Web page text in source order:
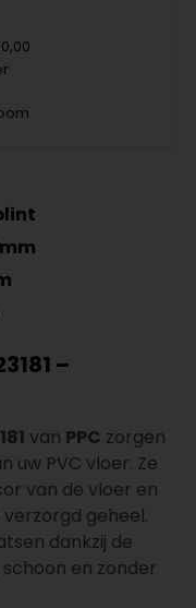
–
van PPC zorgen
uw PVC vloer. Ze
van de vloer en
geheel.
dankzij de
en zonder